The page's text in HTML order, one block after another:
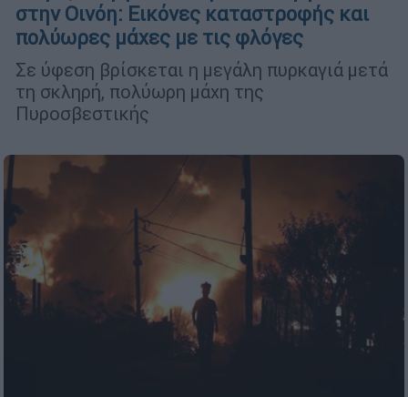
στην Οινόη: Εικόνες καταστροφής και
πολύωρες μάχες με τις φλόγες
Σε ύφεση βρίσκεται η μεγάλη πυρκαγιά μετά
τη σκληρή, πολύωρη μάχη της
Πυροσβεστικής